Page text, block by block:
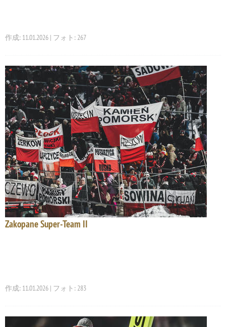
作成: 11.01.2026 | フォト: 267
Zakopane Super-Team II
作成: 11.01.2026 | フォト: 283